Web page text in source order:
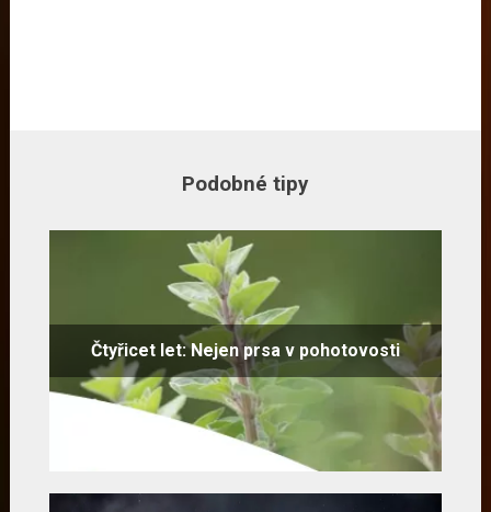
Podobné tipy
Čtyřicet let: Nejen prsa v pohotovosti